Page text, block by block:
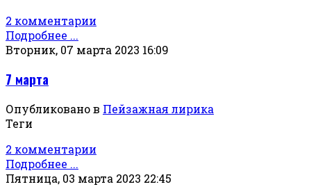
2 комментарии
Подробнее ...
Вторник, 07 марта 2023 16:09
7 марта
Опубликовано в Пейзажная лирика
Теги
2 комментарии
Подробнее ...
Пятница, 03 марта 2023 22:45